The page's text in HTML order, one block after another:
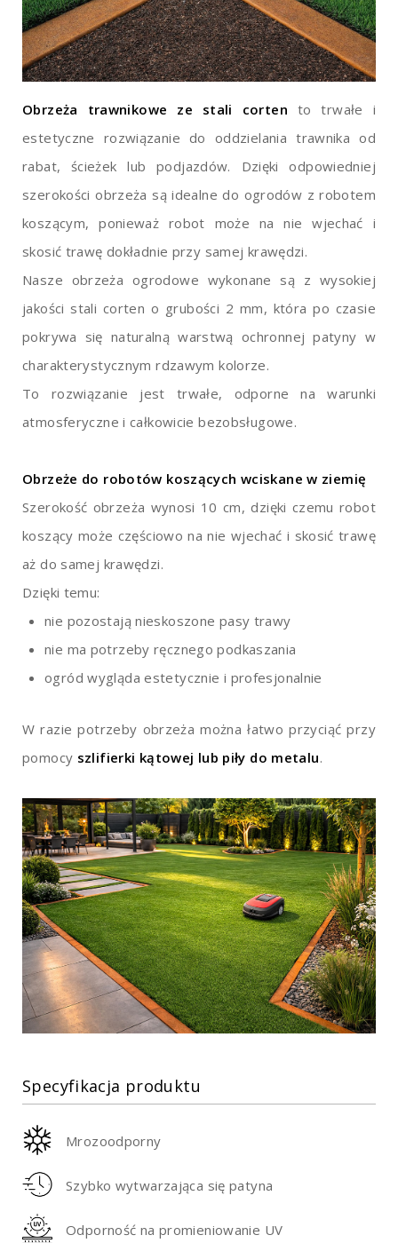
Obrzeża trawnikowe ze stali corten to trwałe i
estetyczne rozwiązanie do oddzielania trawnika od
rabat, ścieżek lub podjazdów. Dzięki odpowiedniej
szerokości obrzeża są idealne do ogrodów z robotem
koszącym, ponieważ robot może na nie wjechać i
skosić trawę dokładnie przy samej krawędzi.
Nasze obrzeża ogrodowe wykonane są z wysokiej
jakości stali corten o grubości 2 mm, która po czasie
pokrywa się naturalną warstwą ochronnej patyny w
charakterystycznym rdzawym kolorze.
To rozwiązanie jest trwałe, odporne na warunki
atmosferyczne i całkowicie bezobsługowe.
Obrzeże do robotów koszących wciskane w ziemię
Szerokość obrzeża wynosi 10 cm, dzięki czemu robot
koszący może częściowo na nie wjechać i skosić trawę
aż do samej krawędzi.
Dzięki temu:
nie pozostają nieskoszone pasy trawy
nie ma potrzeby ręcznego podkaszania
ogród wygląda estetycznie i profesjonalnie
W razie potrzeby obrzeża można łatwo przyciąć przy
pomocy szlifierki kątowej lub piły do metalu.
Specyfikacja produktu
Mrozoodporny
Szybko wytwarzająca się patyna
Odporność na promieniowanie UV